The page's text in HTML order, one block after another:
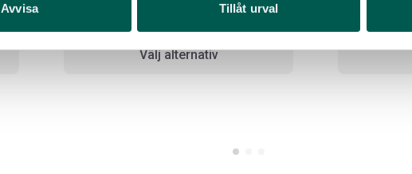
Avvisa Tillåt urval
Välj alternativ